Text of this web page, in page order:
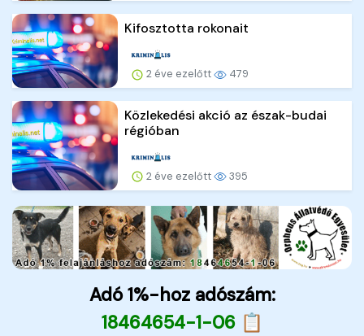
Kifosztotta rokonait
2 éve ezelőtt 479
Közlekedési akció az észak-budai
régióban
2 éve ezelőtt 395
Adó 1%-hoz adószám:
18464654-1-06 📋